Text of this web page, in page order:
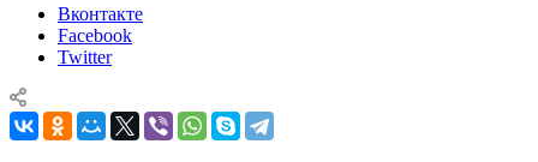
Вконтакте
Facebook
Twitter